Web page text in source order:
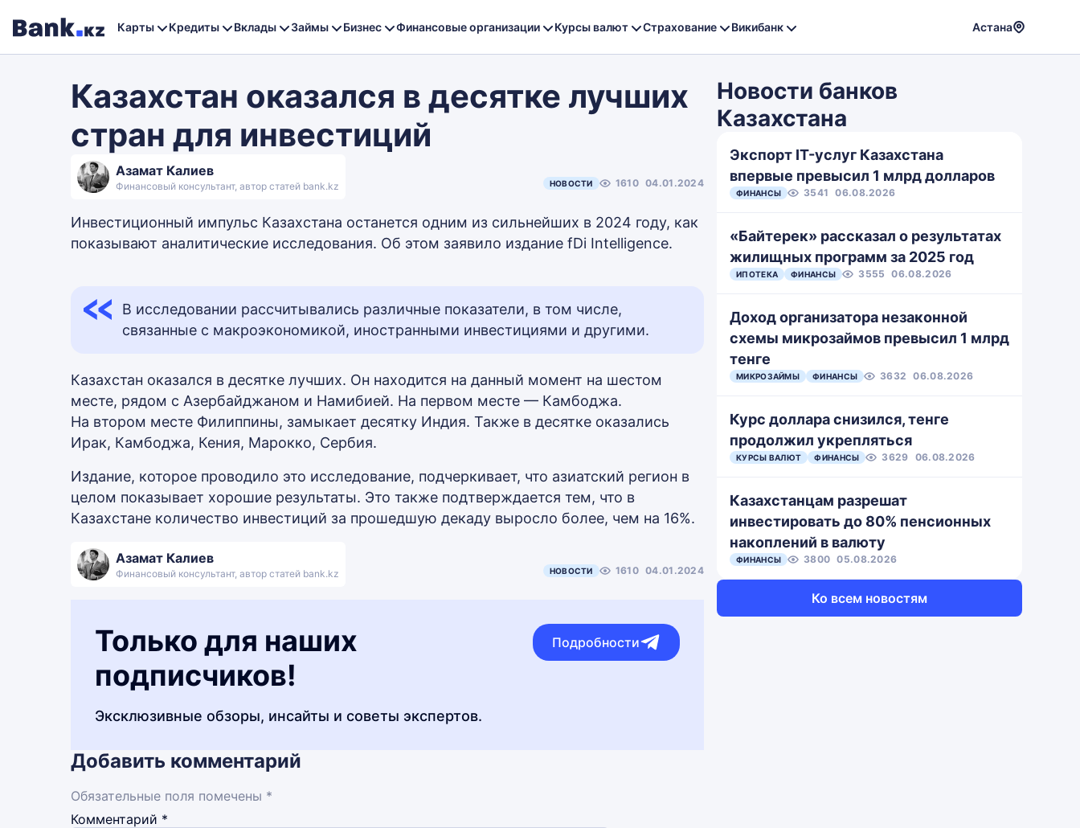
Карты Кредиты Вклады Займы Бизнес Финансовые организации Курсы валют Страхование Викибанк Астана
Казахстан оказался в десятке лучших
стран для инвестиций
Азамат Калиев
Финансовый консультант, автор статей bank.kz НОВОСТИ 1610 04.01.2024
Инвестиционный импульс Казахстана останется одним из сильнейших в 2024 году, как
показывают аналитические исследования. Об этом заявило издание fDi Intelligence.
В исследовании рассчитывались различные показатели, в том числе,
связанные с макроэкономикой, иностранными инвестициями и другими.
Казахстан оказался в десятке лучших. Он находится на данный момент на шестом
месте, рядом с Азербайджаном и Намибией. На первом месте — Камбоджа.
На втором месте Филиппины, замыкает десятку Индия. Также в десятке оказались
Ирак, Камбоджа, Кения, Марокко, Сербия.
Издание, которое проводило это исследование, подчеркивает, что азиатский регион в
целом показывает хорошие результаты. Это также подтверждается тем, что в
Казахстане количество инвестиций за прошедшую декаду выросло более, чем на 16%.
Азамат Калиев
Финансовый консультант, автор статей bank.kz НОВОСТИ 1610 04.01.2024
Только для наших
подписчиков!
Эксклюзивные обзоры, инсайты и советы экспертов.
Подробности
Добавить комментарий
Обязательные поля помечены *
Комментарий *
Новости банков
Казахстана
Экспорт IT-услуг Казахстана
впервые превысил 1 млрд долларов
ФИНАНСЫ 3541 06.08.2026
«Байтерек» рассказал о результатах
жилищных программ за 2025 год
ИПОТЕКА ФИНАНСЫ 3555 06.08.2026
Доход организатора незаконной
схемы микрозаймов превысил 1 млрд
тенге
МИКРОЗАЙМЫ ФИНАНСЫ 3632 06.08.2026
Курс доллара снизился, тенге
продолжил укрепляться
КУРСЫ ВАЛЮТ ФИНАНСЫ 3629 06.08.2026
Казахстанцам разрешат
инвестировать до 80% пенсионных
накоплений в валюту
ФИНАНСЫ 3800 05.08.2026
Ко всем новостям